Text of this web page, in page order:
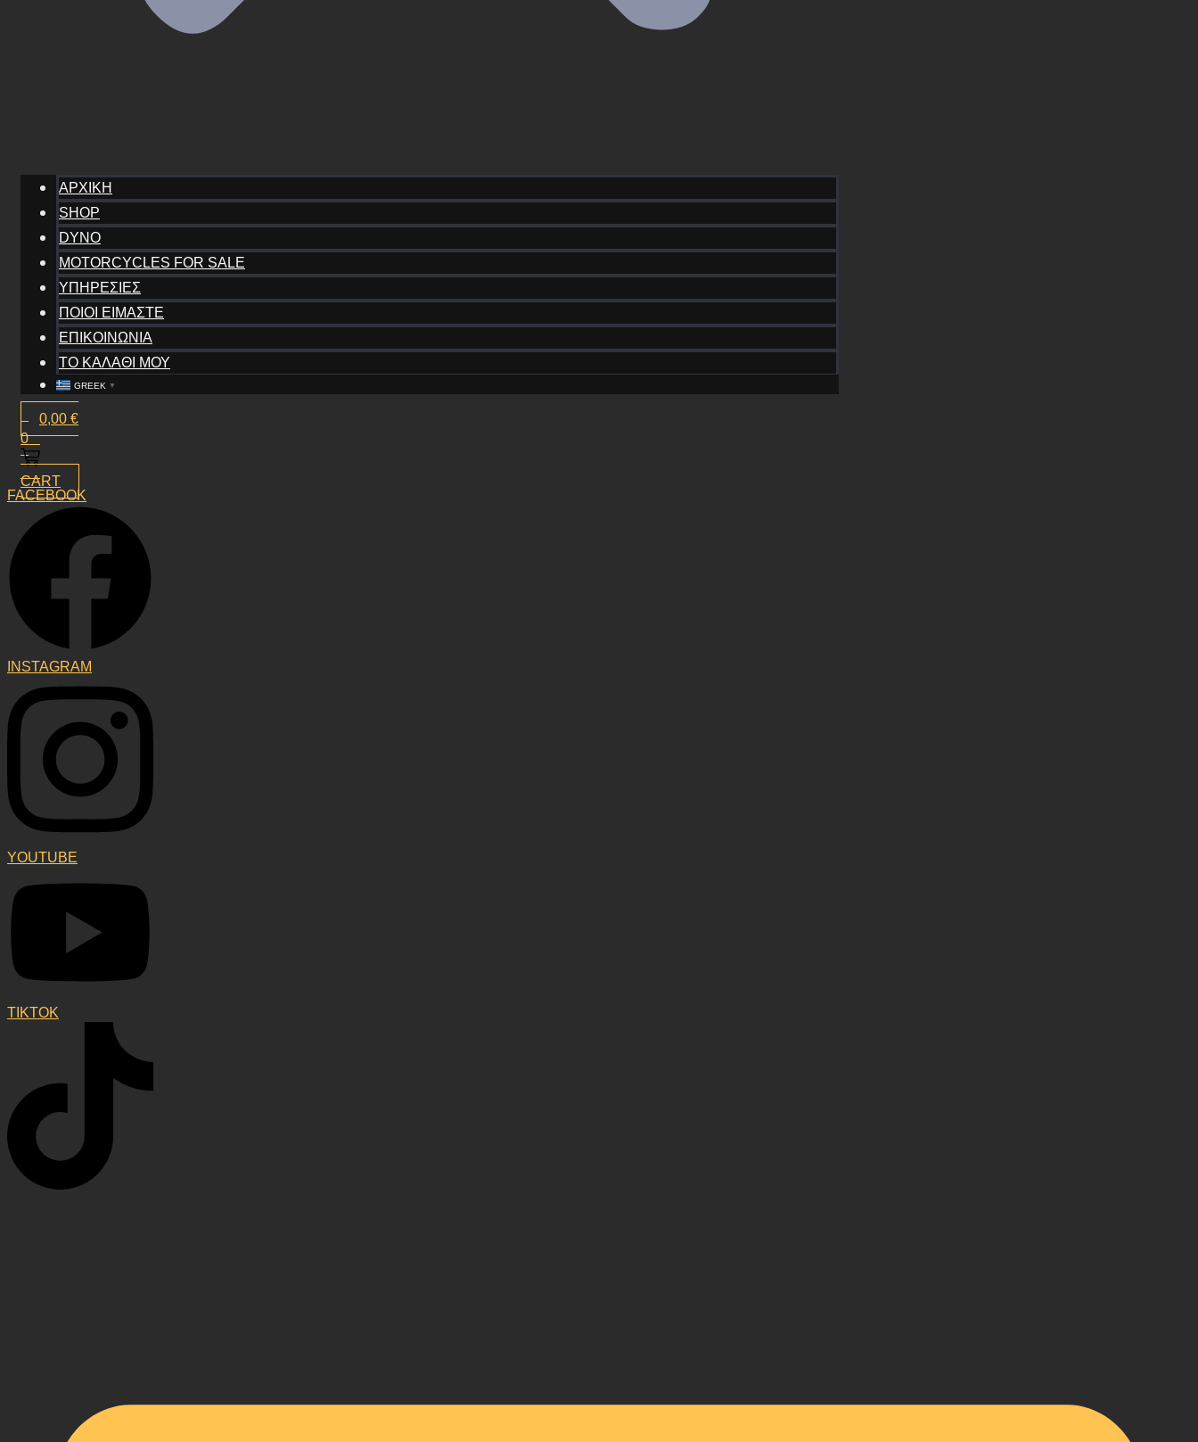
ΑΡΧΙΚΗ
SHOP
DYNO
MOTORCYCLES FOR SALE
ΥΠΗΡΕΣΙΕΣ
ΠΟΙΟΙ ΕΙΜΑΣΤΕ
ΕΠΙΚΟΙΝΩΝΙΑ
ΤΟ ΚΑΛΑΘΙ ΜΟΥ
GREEK ▼
0,00 €
0
CART
FACEBOOK
INSTAGRAM
YOUTUBE
TIKTOK